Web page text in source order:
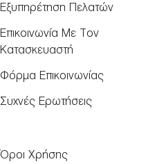
Εξυπηρέτηση Πελατών
Επικοινωνία Με Τον
Κατασκευαστή
Φόρμα Επικοινωνίας
Συχνές Ερωτήσεις
Όροι Χρήσης